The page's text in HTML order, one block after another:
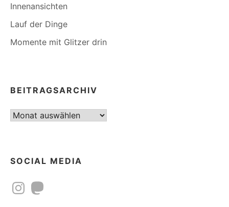
Innenansichten
Lauf der Dinge
Momente mit Glitzer drin
BEITRAGSARCHIV
Beitragsarchiv
SOCIAL MEDIA
InstagramMastodon